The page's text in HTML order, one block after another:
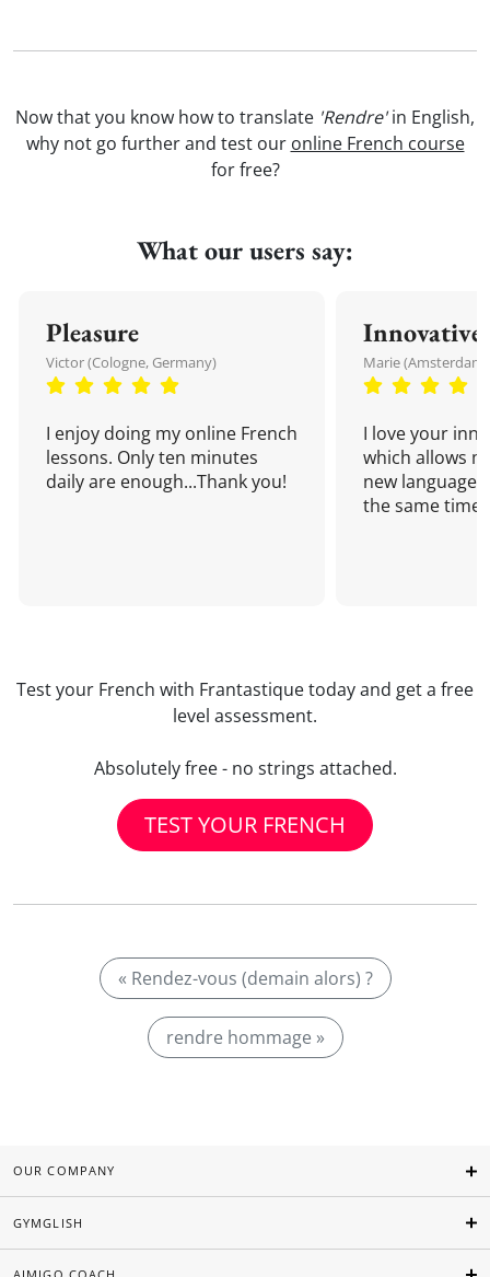
Now that you know how to translate 'Rendre'in English,
why not go further and test our online French course
for free?
What our users say:
Pleasure
Victor (Cologne, Germany)
I enjoy doing my online French
lessons. Only ten minutes
daily are enough...Thank you!
Innovative
Marie
I love your
which allows
new language
the same time!
Test your French with Frantastique today and get a free
level assessment.
Absolutely free - no strings attached.
TEST YOUR FRENCH
« Rendez-vous (demain alors) ?
rendre hommage »
OUR COMPANY
GYMGLISH